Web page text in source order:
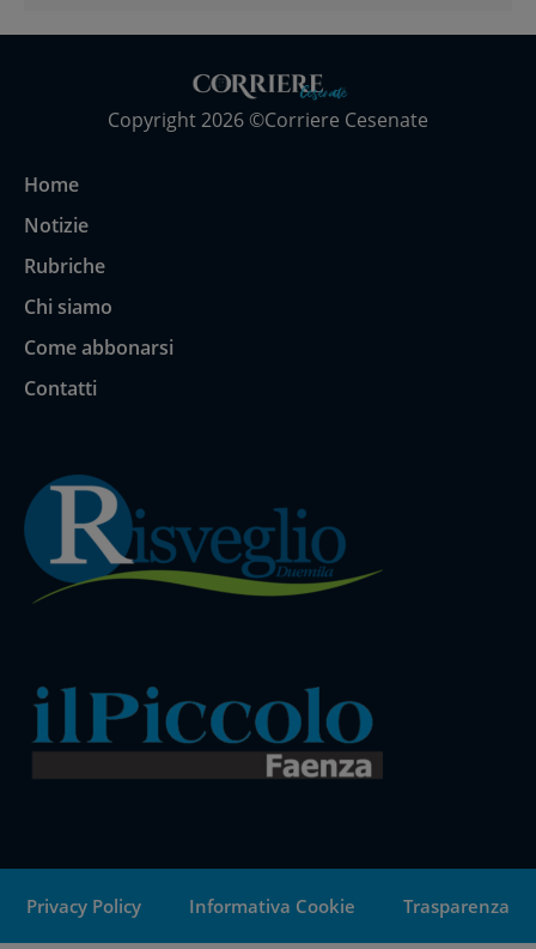
Copyright 2026 ©Corriere Cesenate
Home
Notizie
Rubriche
Chi siamo
Come abbonarsi
Contatti
Privacy Policy Informativa Cookie Trasparenza